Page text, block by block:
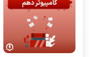
سی شارپ
مقاله نویسی
بلاکچین